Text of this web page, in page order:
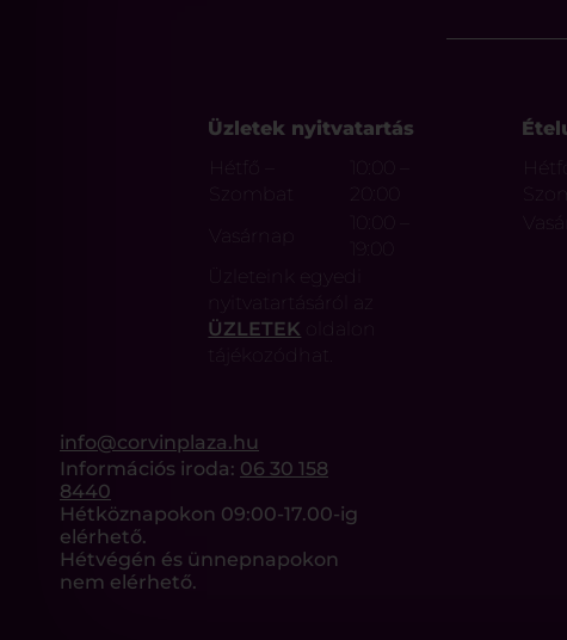
Üzletek nyitvatartás
Hétfő –
Szombat
20:00
Vasárnap
Üzleteink egyedi
nyitvatartásáról az
ÜZLETEK oldalon
tájékozódhat.
info@corvinplaza.hu
Információs iroda: 06 30 158
8440
Hétköznapokon 09:00-17.00-ig
elérhető.
Hétvégén és ünnepnapokon
nem elérhető.